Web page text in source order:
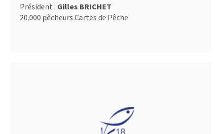
Président : Gilles BRICHET
20.000 pêcheurs Cartes de Pêche